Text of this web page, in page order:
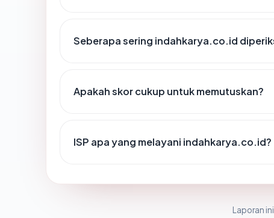
Seberapa sering indahkarya.co.id
Apakah skor cukup untuk memutuskan?
ISP apa yang melayani indahkarya.co.id?
Laporan